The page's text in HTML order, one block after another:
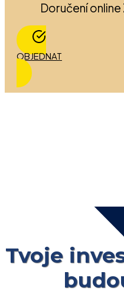
Doručení online
OBJEDNAT
Tvoje